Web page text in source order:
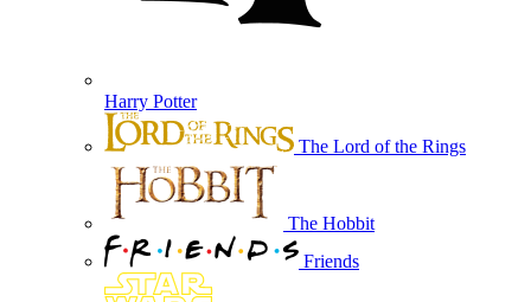
Harry Potter
The Lord of the Rings
The Hobbit
Friends